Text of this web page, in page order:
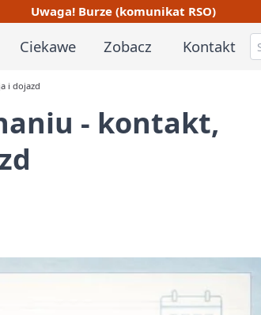
Uwaga! Burze (komunikat RSO)
Ciekawe Zobacz Kontakt
i dojazd
- kontakt,